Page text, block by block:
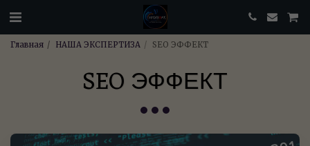
Главная НАША ЭКСПЕРТИЗА SEO ЭФФЕКТ
SEO ЭФФЕКТ